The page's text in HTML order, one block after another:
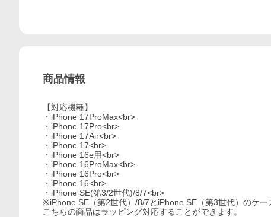
商品情報
【対応機種】
・iPhone 17ProMax<br>
・iPhone 17Pro<br>
・iPhone 17Air<br>
・iPhone 17<br>
・iPhone 16e用<br>
・iPhone 16ProMax<br>
・iPhone 16Pro<br>
・iPhone 16<br>
・iPhone SE(第3/2世代)/8/7<br>
※iPhone SE（第2世代）/8/7とiPhone SE（第3世代）のケー
こちらの商品はラッピング対応することができます。